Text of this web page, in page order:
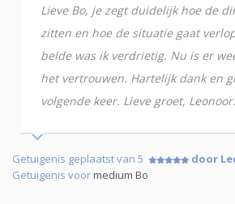
Lieve Bo, je zegt duidelijk hoe de
zitten en hoe de situatie gaat
belde was ik verdrietig. Nu is er
het vertrouwen. Hartelijk dank en
volgende keer. Lieve groet, Leonoor.
Getuigenis geplaatst van 5
door
Getuigenis voormedium Bo